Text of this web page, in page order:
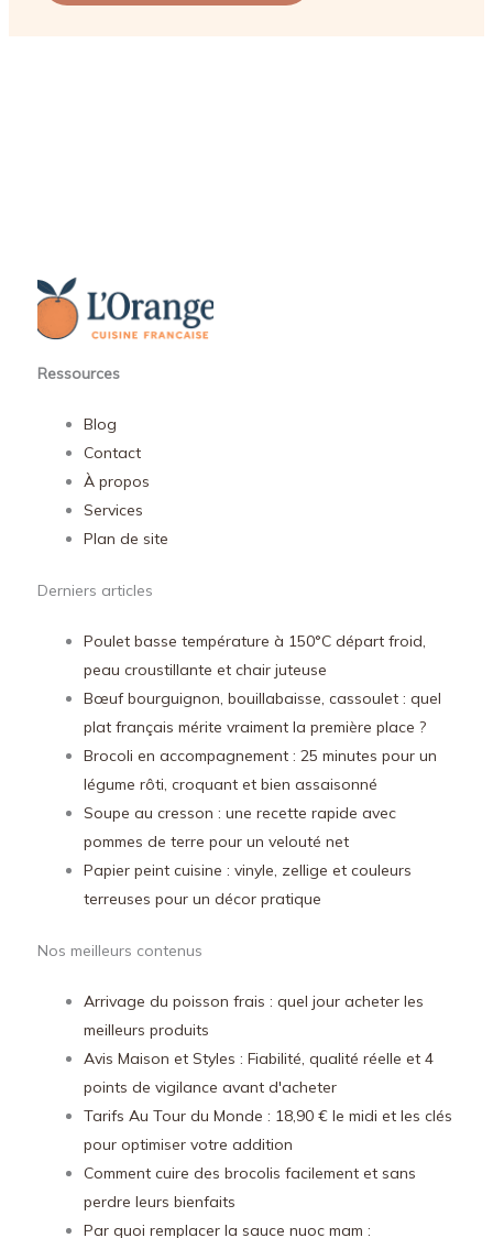
Ressources
Blog
Contact
À propos
Services
Plan de site
Derniers articles
Poulet basse température à 150°C départ froid,
peau croustillante et chair juteuse
Bœuf bourguignon, bouillabaisse, cassoulet : quel
plat français mérite vraiment la première place ?
Brocoli en accompagnement : 25 minutes pour un
légume rôti, croquant et bien assaisonné
Soupe au cresson : une recette rapide avec
pommes de terre pour un velouté net
Papier peint cuisine : vinyle, zellige et couleurs
terreuses pour un décor pratique
Nos meilleurs contenus
Arrivage du poisson frais : quel jour acheter les
meilleurs produits
Avis Maison et Styles : Fiabilité, qualité réelle et 4
points de vigilance avant d'acheter
Tarifs Au Tour du Monde : 18,90 € le midi et les clés
pour optimiser votre addition
Comment cuire des brocolis facilement et sans
perdre leurs bienfaits
Par quoi remplacer la sauce nuoc mam :